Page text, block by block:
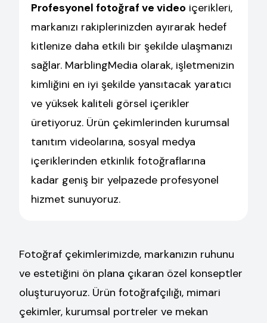
Profesyonel fotoğraf ve video içerikleri,
markanızı rakiplerinizden ayırarak hedef
kitlenize daha etkili bir şekilde ulaşmanızı
sağlar. MarblingMedia olarak, işletmenizin
kimliğini en iyi şekilde yansıtacak yaratıcı
ve yüksek kaliteli görsel içerikler
üretiyoruz. Ürün çekimlerinden kurumsal
tanıtım videolarına, sosyal medya
içeriklerinden etkinlik fotoğraflarına
kadar geniş bir yelpazede profesyonel
hizmet sunuyoruz.
Fotoğraf çekimlerimizde, markanızın ruhunu
ve estetiğini ön plana çıkaran özel konseptler
oluşturuyoruz. Ürün fotoğrafçılığı, mimari
çekimler, kurumsal portreler ve mekan